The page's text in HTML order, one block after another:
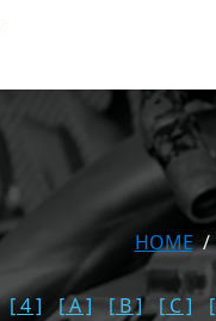
HOME
[ 4 ] [ A ] [ B ] [ C ]